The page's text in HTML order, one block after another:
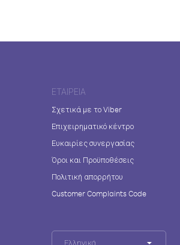
ΕΤΑΙΡΕΊΑ
Σχετικά με το Viber
Επιχειρηματικό κέντρο
Ευκαιρίες συνεργασίας
Όροι και Προϋποθέσεις
Πολιτική απορρήτου
Customer Complaints Code
Ελληνικά